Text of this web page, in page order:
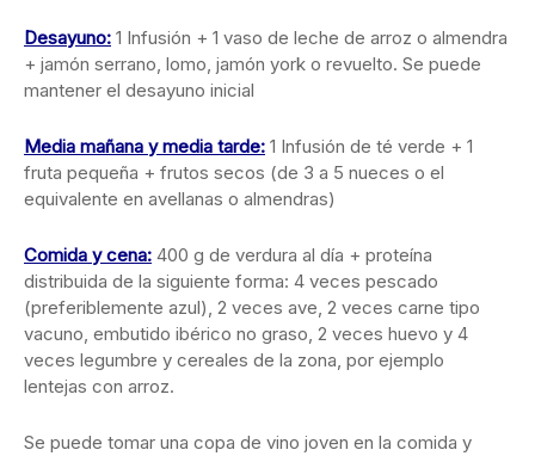
Desayuno: 1 Infusión + 1 vaso de leche de arroz o almendra
+ jamón serrano, lomo, jamón york o revuelto. Se puede
mantener el desayuno inicial
Media mañana y media tarde: 1 Infusión de té verde + 1
fruta pequeña + frutos secos (de 3 a 5 nueces o el
equivalente en avellanas o almendras)
Comida y cena: 400 g de verdura al día + proteína
distribuida de la siguiente forma: 4 veces pescado
(preferiblemente azul), 2 veces ave, 2 veces carne tipo
vacuno, embutido ibérico no graso, 2 veces huevo y 4
veces legumbre y cereales de la zona, por ejemplo
lentejas con arroz.
Se puede tomar una copa de vino joven en la comida y